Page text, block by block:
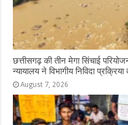
छत्तीसगढ़ की तीन मेगा सिंचाई
न्यायालय ने विभागीय निविदा प्रक्रिया
August 7, 2026